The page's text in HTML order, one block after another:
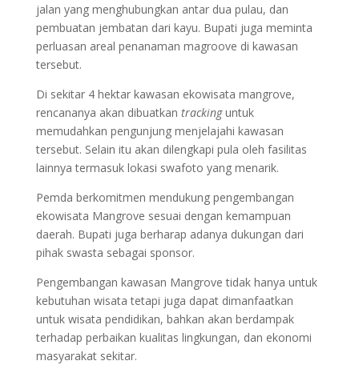
jalan yang menghubungkan antar dua pulau, dan
pembuatan jembatan dari kayu. Bupati juga meminta
perluasan areal penanaman magroove di kawasan
tersebut.
Di sekitar 4 hektar kawasan ekowisata mangrove,
rencananya akan dibuatkan trackinguntuk
memudahkan pengunjung menjelajahi kawasan
tersebut. Selain itu akan dilengkapi pula oleh fasilitas
lainnya termasuk lokasi swafoto yang menarik.
Pemda berkomitmen mendukung pengembangan
ekowisata Mangrove sesuai dengan kemampuan
daerah. Bupati juga berharap adanya dukungan dari
pihak swasta sebagai sponsor.
Pengembangan kawasan Mangrove tidak hanya untuk
kebutuhan wisata tetapi juga dapat dimanfaatkan
untuk wisata pendidikan, bahkan akan berdampak
terhadap perbaikan kualitas lingkungan, dan ekonomi
masyarakat sekitar.